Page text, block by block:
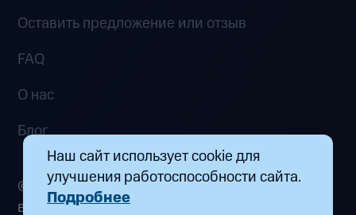
Наш сайт использует cookie для
улучшения работоспособности сайта.
Подробнее
Оставить предложение или отзыв
FAQ
О нас
Блог
© 2026 ООО «Маркетплейс распределенных
вычислений». Все права защищены